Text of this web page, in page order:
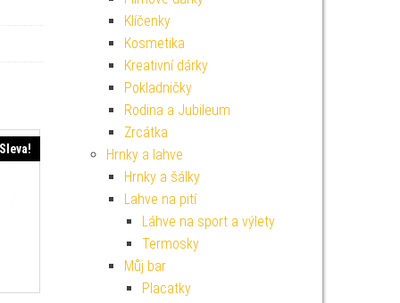
Sleva!
Klíčenky
Kosmetika
Kreativní dárky
Pokladničky
Rodina a Jubileum
Zrcátka
Hrnky a lahve
Hrnky a šálky
Lahve na pití
Láhve na sport a výlety
Termosky
Můj bar
Placatky